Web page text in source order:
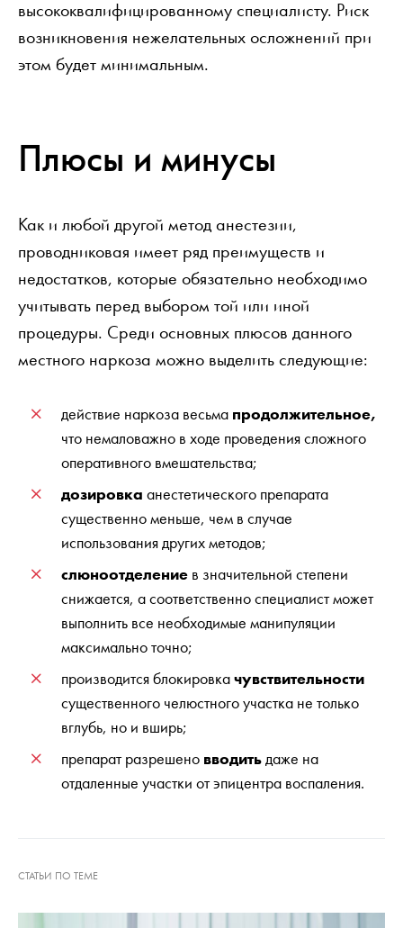
высококвалифицированному специалисту. Риск
возникновения нежелательных осложнений при
этом будет минимальным.
Плюсы и минусы
Как и любой другой метод анестезии,
проводниковая имеет ряд преимуществ и
недостатков, которые обязательно необходимо
учитывать перед выбором той или иной
процедуры. Среди основных плюсов данного
местного наркоза можно выделить следующие:
действие наркоза весьма продолжительное,
что немаловажно в ходе проведения сложного
оперативного вмешательства;
дозировка анестетического препарата
существенно меньше, чем в случае
использования других методов;
слюноотделение в значительной степени
снижается, а соответственно специалист может
выполнить все необходимые манипуляции
максимально точно;
производится блокировкачувствительности
существенного челюстного участка не только
вглубь, но и вширь;
препарат разрешено вводитьдаже на
отдаленные участки от эпицентра воспаления.